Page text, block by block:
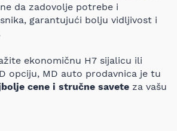
da zadovolje potrebe i
garantujući bolju vidljivost i
ekonomičnu H7 sijalicu ili
opciju, MD auto prodavnica je tu
cene i stručne savete za vašu